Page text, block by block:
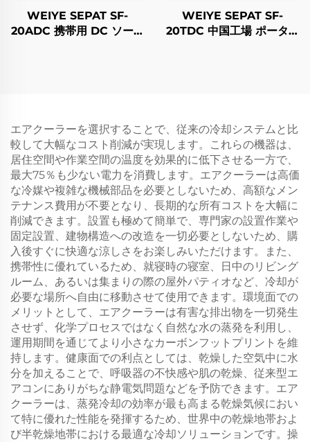
WEIYE SEPAT SF-
20ADC 携帯用 DC ソーラ
WEIYE SEPAT SF-
20TDC 中国工場 ポータブ
エアクーラーを選択することで、従来の冷却システムと比
較して大幅なコスト削減が実現します。これらの機器は、
居住空間や作業空間の温度を効果的に低下させる一方で、
最大75％も少ない電力を消費します。エアクーラーは高価
な冷媒や複雑な機械部品を必要としないため、高額なメン
テナンス費用が不要となり、長期的な所有コストを大幅に
削減できます。設置も極めて簡単で、専門家の設置作業や
固定設置、建物構造への改造を一切必要としないため、購
入後すぐに快適な涼しさをお楽しみいただけます。また、
携帯性に優れているため、就寝時の寝室、日中のリビング
ルーム、あるいは集まりの際の屋外パティオなど、冷却が
必要な場所へ自由に移動させて使用できます。環境面での
メリットとして、エアクーラーは有害な排出物を一切発生
させず、化学プロセスではなく自然な水の蒸発を利用し、
運用期間を通じてより小さなカーボンフットプリントを維
持します。健康面での利点としては、乾燥した空気中に水
分を加えることで、呼吸器の不快感や肌の乾燥、従来型エ
アコンにありがちな静電気問題などを予防できます。エア
クーラーは、蒸発冷却の効率が最も高まる乾燥気候におい
て特に優れた性能を発揮するため、世界中の乾燥地帯およ
び半乾燥地帯における最適な冷却ソリューションです。操